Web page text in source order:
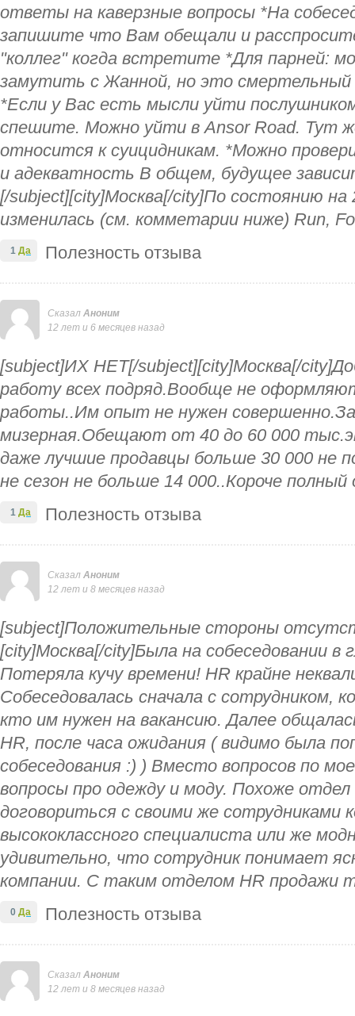
ответы на каверзные вопросы *На
запишите что Вам обещали и
"коллег" когда встретите *Для парней:
замутить с Жанной, но это
*Если у Вас есть мысли уйти
спешите. Можно уйти в Ansor Road. Тут
относится к суицидникам. *Можно
и адекватность В общем, будущее
[/subject][city]Москва[/city]По состоянию на
изменилась (см. комметарии ниже) Run,
Полезность отзыва
1 Да
Сказал Аноним
12 лет и 6 месяцев назад
[subject]ИХ НЕТ[/subject][city]Москва[/
работу всех подряд.Вообще не
работы..Им опыт не нужен
мизерная.Обещают от 40 до 60 000
даже лучшие продавцы больше 30 000 не
не сезон не больше 14 000..Короче полный
Полезность отзыва
1 Да
Сказал Аноним
12 лет и 8 месяцев назад
[subject]Положительные стороны
[city]Москва[/city]Была на собеседовании в
Потеряла кучу времени! HR крайне
Собеседовалась сначала с сотрудником,
кто им нужен на вакансию. Далее
HR, после часа ожидания ( видимо была
собеседования :) ) Вместо вопросов по
вопросы про одежду и моду. Похоже
договориться с своими же сотрудниками
высококлассного специалиста или же
удивительно, что сотрудник понимает
компании. С таким отделом HR продажи
Полезность отзыва
0 Да
Сказал Аноним
12 лет и 8 месяцев назад